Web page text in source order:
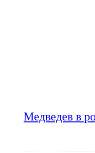
Медведев в